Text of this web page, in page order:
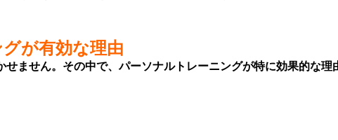
が有効な理由
ません。その中で、パーソナルトレーニングが特に効果的な理